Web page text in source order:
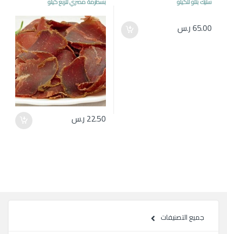
65.00ر.س
22.50 ر.س
جميع التصنيفات